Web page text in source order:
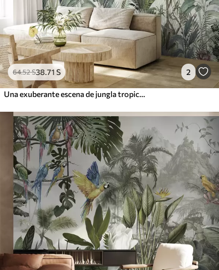
64.52S38.71 S 2
Una exuberante escena de jungla tropical con varias palmeras, hojas grandes y flores coloridas en primer plano